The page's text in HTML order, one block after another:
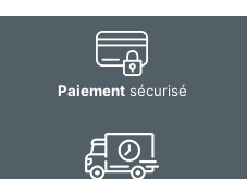
Paiementsécurisé